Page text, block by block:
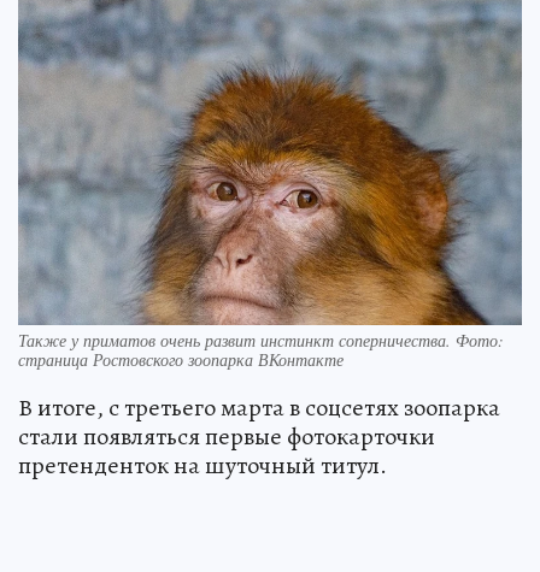
Также у приматов очень развит инстинкт соперничества. Фото:
страница Ростовского зоопарка ВКонтакте
В итоге, с третьего марта в соцсетях зоопарка
стали появляться первые фотокарточки
претенденток на шуточный титул.